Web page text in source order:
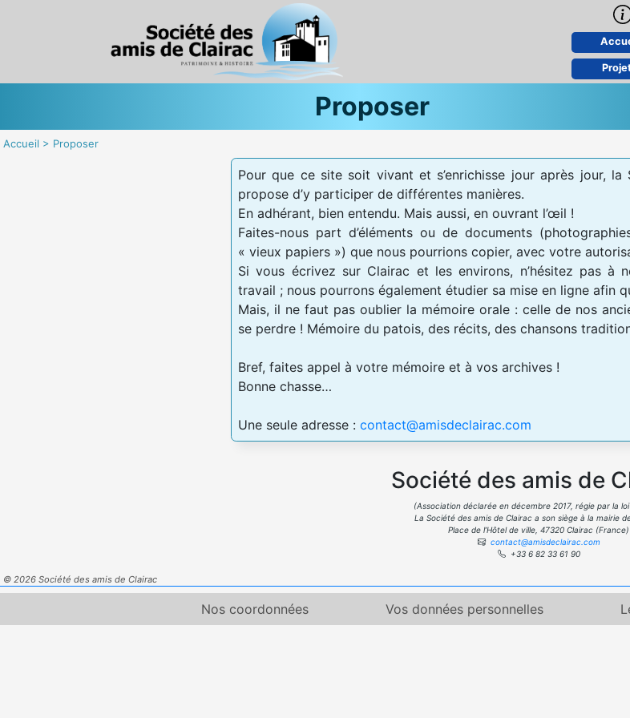
Proposer
Accueil > Proposer
Pour que ce site soit vivant et s’enrichisse jour après jour,
propose d’y participer de différentes manières.
En adhérant, bien entendu. Mais aussi, en ouvrant l’œil !
Faites-nous part d’éléments ou de documents
« vieux papiers ») que nous pourrions copier, avec votre
Si vous écrivez sur Clairac et les environs, n’hésitez pas à
travail ; nous pourrons également étudier sa mise en ligne afin
Mais, il ne faut pas oublier la mémoire orale : celle de nos
se perdre ! Mémoire du patois, des récits, des chansons
Bref, faites appel à votre mémoire et à vos archives !
Bonne chasse…
Une seule adresse : contact@amisdeclairac.com
Société des amis de
(Association déclarée en décembre 2017, régie par la loi
La Société des amis de Clairac a son siège à la mairie
Place de l’Hôtel de ville, 47320 Clairac (France)
contact@amisdeclairac.com
+33 6 82 33 61 90
© 2026 Société des amis de Clairac
Nos coordonnées Vos données personnelles